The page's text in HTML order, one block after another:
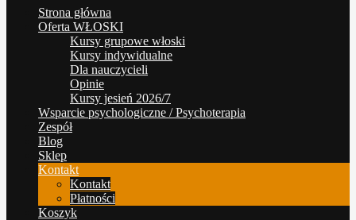
Strona główna
Oferta WŁOSKI
Kursy grupowe włoski
Kursy indywidualne
Dla nauczycieli
Opinie
Kursy jesień 2026/7
Wsparcie psychologiczne / Psychoterapia
Zespół
Blog
Sklep
Kontakt
Kontakt
Płatności
Koszyk